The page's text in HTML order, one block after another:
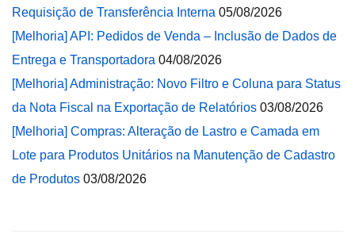
Requisição de Transferência Interna 05/08/2026
[Melhoria] API: Pedidos de Venda – Inclusão de Dados de
Entrega e Transportadora 04/08/2026
[Melhoria] Administração: Novo Filtro e Coluna para Status
da Nota Fiscal na Exportação de Relatórios 03/08/2026
[Melhoria] Compras: Alteração de Lastro e Camada em
Lote para Produtos Unitários na Manutenção de Cadastro
de Produtos 03/08/2026